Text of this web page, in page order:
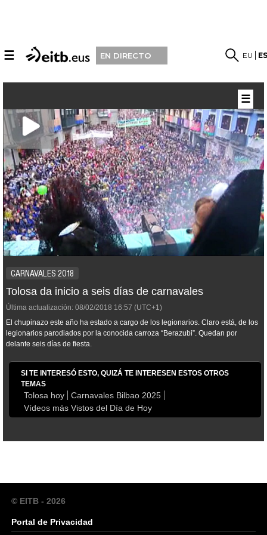
☰ EN DIRECTO EU
CARNAVALES 2018
Tolosa da inicio a seis días de carnavales
Última actualización: 08/02/2018 16:57 (UTC+1)
El chupinazo este año ha estado a cargo de los legionarios. Claro está, de los
legionarios parodiados por la conocida carroza “Berazubi”. Quedan por
delante seis días de fiesta.
SI TE INTERESÓ ESTO, QUIZÁ TE INTERESEN ESTOS OTROS
TEMAS
Tolosa hoy
Carnavales Bilbao 2025
Vídeos más Vistos del Día de Hoy
☰
© EITB - 2026
Portal de Privacidad